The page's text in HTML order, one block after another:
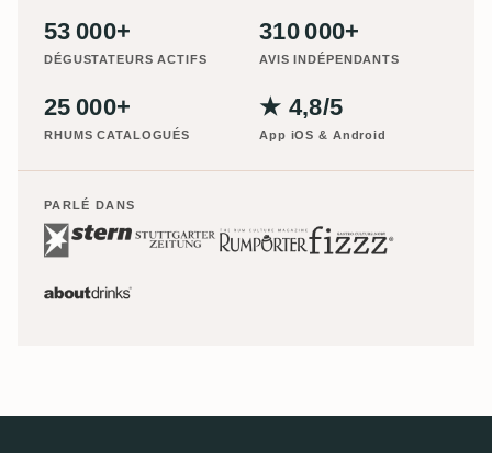
53 000+
DÉGUSTATEURS ACTIFS
310 000+
AVIS INDÉPENDANTS
25 000+
RHUMS CATALOGUÉS
★ 4,8/5
App iOS & Android
PARLÉ DANS